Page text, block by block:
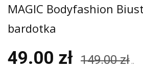
MAGIC Bodyfashion
bardotka
49.00 zł 149.00 zł ..